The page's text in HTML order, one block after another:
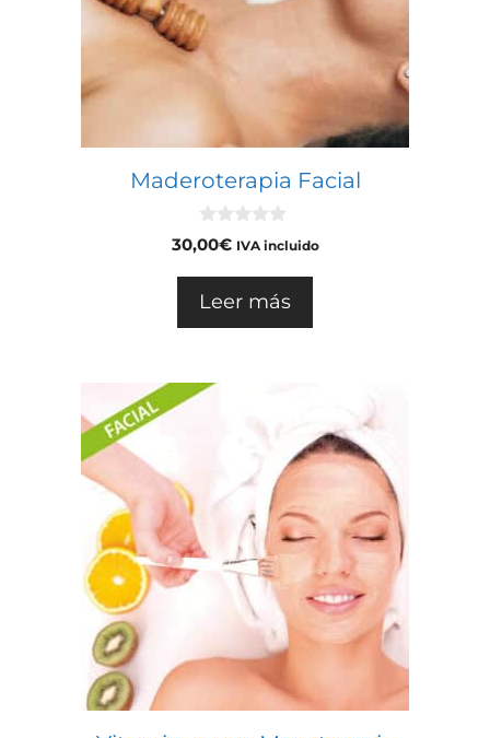
Maderoterapia Facial
0
d
30,00€ IVA incluido
Leer más